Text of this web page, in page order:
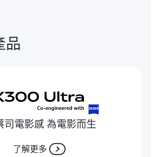
品
司電影感 為電影而生
了解更多